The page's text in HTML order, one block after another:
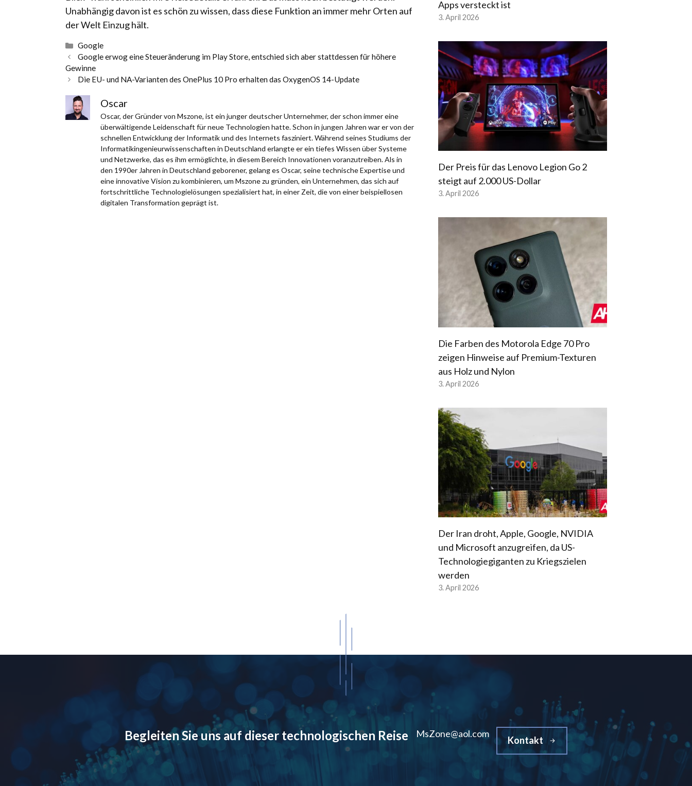
Unabhängig davon ist es schön zu wissen, dass diese Funktion an immer mehr Orten auf
der Welt Einzug hält.
Kategorien
Google
Google erwog eine Steueränderung im Play Store, entschied sich aber stattdessen für höhere
Gewinne
Die EU- und NA-Varianten des OnePlus 10 Pro erhalten das OxygenOS 14-Update
Oscar
Oscar, der Gründer von Mszone, ist ein junger deutscher Unternehmer, der schon immer eine
überwältigende Leidenschaft für neue Technologien hatte. Schon in jungen Jahren war er von der
schnellen Entwicklung der Informatik und des Internets fasziniert. Während seines Studiums der
Informatikingenieurwissenschaften in Deutschland erlangte er ein tiefes Wissen über Systeme
und Netzwerke, das es ihm ermöglichte, in diesem Bereich Innovationen voranzutreiben. Als in
den 1990er Jahren in Deutschland geborener, gelang es Oscar, seine technische Expertise und
eine innovative Vision zu kombinieren, um Mszone zu gründen, ein Unternehmen, das sich auf
fortschrittliche Technologielösungen spezialisiert hat, in einer Zeit, die von einer beispiellosen
digitalen Transformation geprägt ist.
Apps versteckt ist
3. April 2026
Der Preis für das Lenovo Legion Go 2
steigt auf 2.000 US-Dollar
3. April 2026
Die Farben des Motorola Edge 70 Pro
zeigen Hinweise auf Premium-Texturen
aus Holz und Nylon
3. April 2026
Der Iran droht, Apple, Google, NVIDIA
und Microsoft anzugreifen, da US-
Technologiegiganten zu Kriegszielen
werden
3. April 2026
Begleiten Sie uns auf dieser technologischen Reise MsZone@aol.com
Kontakt